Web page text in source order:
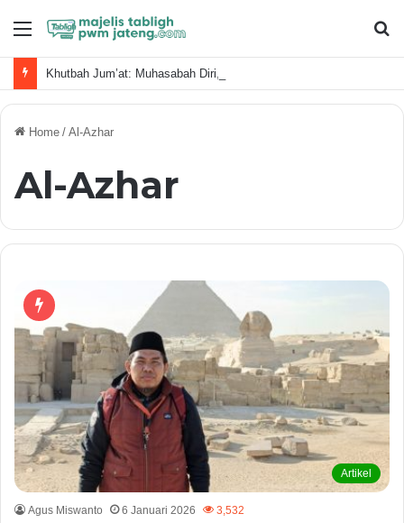
Menu
Home / Al-Azhar
Al-Azhar
Artikel
Agus Miswanto 6 Januari 2026 3,532